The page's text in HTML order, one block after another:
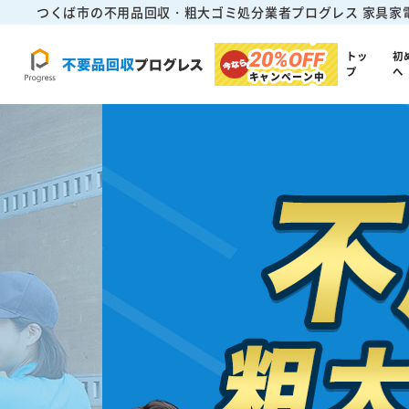
つくば市の不用品回収・粗大ゴミ処分業者プログレス 家具家
20%OFF
キャンペーン中
トッ
プ
初
へ